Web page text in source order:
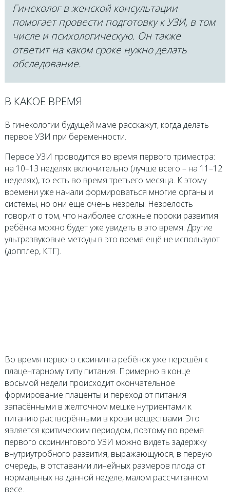
Гинеколог в женской консультации
помогает провести подготовку к УЗИ, в том
числе и психологическую. Он также
ответит на каком сроке нужно делать
обследование.
В КАКОЕ ВРЕМЯ
В гинекологии будущей маме расскажут, когда делать
первое УЗИ при беременности.
Первое УЗИ проводится во время первого триместра:
на 10–13 неделях включительно (лучше всего – на 11–12
неделях), то есть во время третьего месяца. К этому
времени уже начали формироваться многие органы и
системы, но они ещё очень незрелы. Незрелость
говорит о том, что наиболее сложные пороки развития
ребёнка можно будет уже увидеть в это время. Другие
ультразвуковые методы в это время ещё не используют
(допплер, КТГ).
Во время первого скрининга ребёнок уже перешёл к
плацентарному типу питания. Примерно в конце
восьмой недели происходит окончательное
формирование плаценты и переход от питания
запасёнными в желточном мешке нутриентами к
питанию растворёнными в крови веществами. Это
является критическим периодом, поэтому во время
первого скринингового УЗИ можно видеть задержку
внутриутробного развития, выражающуюся, в первую
очередь, в отставании линейных размеров плода от
нормальных на данной неделе, малом рассчитанном
весе.